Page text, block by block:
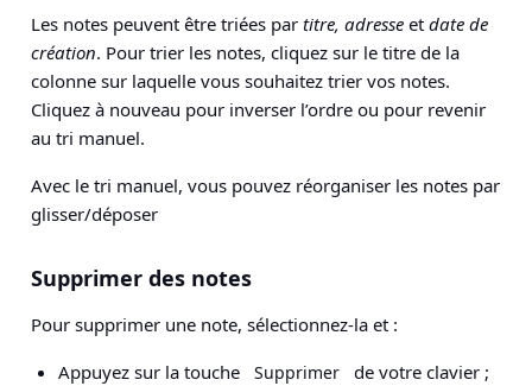
Les notes peuvent être triées par titre, adresse et date de
création. Pour trier les notes, cliquez sur le titre de la
colonne sur laquelle vous souhaitez trier vos notes.
Cliquez à nouveau pour inverser l’ordre ou pour revenir
au tri manuel.
Avec le tri manuel, vous pouvez réorganiser les notes par
glisser/déposer
Supprimer des notes
Pour supprimer une note, sélectionnez-la et :
Appuyez sur la touche
Supprimer
de votre clavier ;